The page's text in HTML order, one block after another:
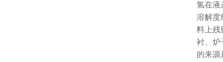
氢在液
溶解度
料上残
衬、炉
的来